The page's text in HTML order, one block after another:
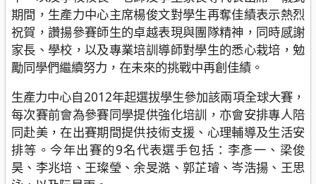
期間，生產力中心主席楊俊文對學生再奪佳績表示熱烈
祝賀，讚揚參賽師生的卓越表現與團隊精神，同時感謝
家長、學校，以及專業培訓導師對學生的悉心栽培，勉
勵同學們繼續努力，在未來的挑戰中再創佳績。
生產力中心自2012年起選拔學生參加該兩項全球大賽，
每次賽前會為參賽同學提供強化培訓，亦會安排專人陪
同赴美，在出賽期間提供技術支援、心理輔導及生活安
排等。今年出賽的9名代表選手包括：李彥一、梁俊
昊、李兆培、王璨瑩、余旻澔、郭芷璿、岑浩揚、王思